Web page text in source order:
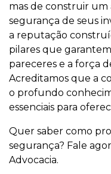
mas de construir um
segurança de seus
a reputação
pilares que
pareceres e a força
Acreditamos que a
o profundo
essenciais para
Quer saber como
segurança? Fale
Advocacia.